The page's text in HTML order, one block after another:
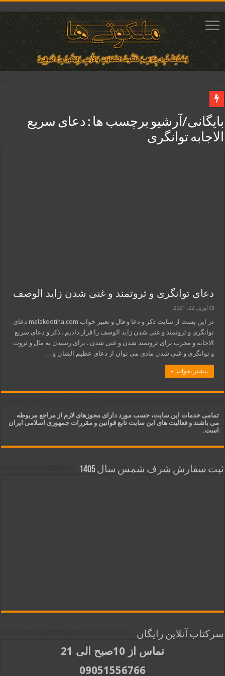
دعای افزایش محبت معشوق | متن آیه برای جلب محبت و عشق و علاقه
دعای جلب محبت محبوب و افزایش مهر و علاقه معشوق | متن دعا و روش خواندن
دعای ایجاد دلبستگی و محبوبیت و محبت شدید بین دو نفر تضمینی
بایگانی/آرشیو برچسب ها : دعای سریع
الاجابه توانگری
دعای توانگری و ثروتمند و غنی شدن زاید الوصف
آوریل 22, 2021
در این پست از سایت ذکر و دعا و فال و تعبیر خواب malakootiha.com دعای
توانگری و ثروتمند و غنی شدن زاید الوصف را قرار دادیم . ذکر و دعای سریع
الاجابه و مجرب برای ثروتمند شدن و غنی شدن . برای رسیدن به مال و ثروت
و توانگری و غنی شدن مادی می توان از دعای عظیم الشان و …
بیشتر بخوانید »
تمامی خدمات این سایت، حسب مورد دارای مجوزهای لازم از مراجع مربوطه
می باشند و فعالیت های این سایت تابع قوانین و مقررات جمهوری اسلامی ایران
است.
ثبت سفارش شرف شمس سال 1405
سرکتاب آنلاین رایگان
تماس از 10صبح الی 21
09051556766